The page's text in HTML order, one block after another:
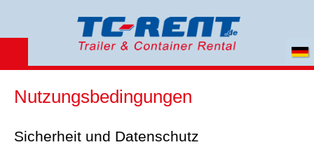
Nutzungsbedingungen
Sicherheit und Datenschutz